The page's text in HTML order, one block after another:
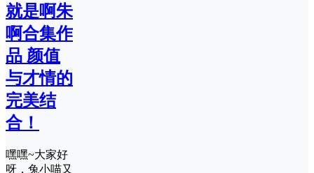
就是啊朱
啊合集作
品 颜值
与才情的
完美结
合！
嘿嘿~大家好
呀，兔小喵又